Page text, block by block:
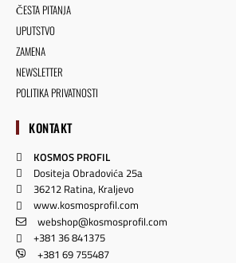
ČESTA PITANJA
UPUTSTVO
ZAMENA
NEWSLETTER
POLITIKA PRIVATNOSTI
KONTAKT
KOSMOS PROFIL
Dositeja Obradovića 25a
36212 Ratina, Kraljevo
www.kosmosprofil.com
webshop@kosmosprofil.com
+381 36 841375
+381 69 755487